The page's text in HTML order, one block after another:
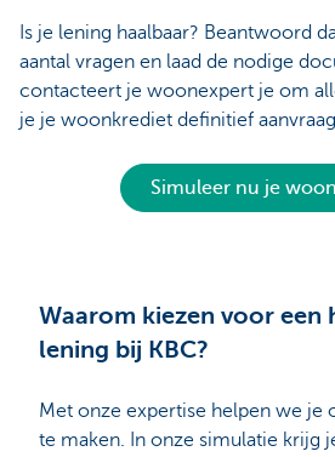
Is je lening haalbaar? Beantwoord
aantal vragen en laad de nodige
contacteert je woonexpert je om
je je woonkrediet definitief
Simuleer nu je
Waarom kiezen voor een
lening bij KBC?
Met onze expertise helpen we je
te maken. In onze simulatie krijg